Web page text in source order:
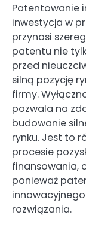
Patentowanie
inwestycja w
przynosi
patentu nie
przed
silną pozycję
firmy.
pozwala na
budowanie
rynku. Jest to
procesie
finansowania,
ponieważ
rozwiązania.